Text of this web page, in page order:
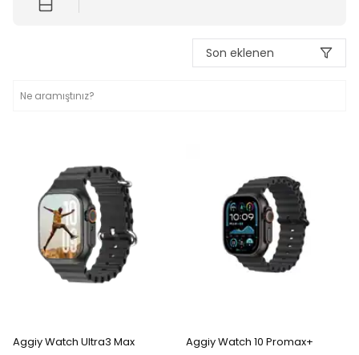
Son eklenen
Aggiy Watch Ultra3 Max Aggiy Watch 10 Promax+